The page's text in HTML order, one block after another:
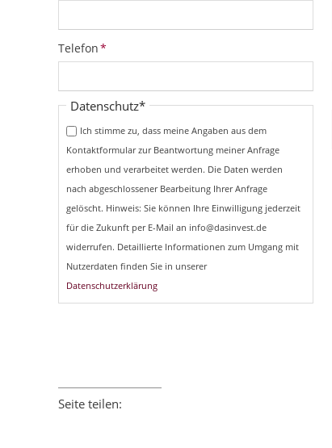
Pflichtfeld
Telefon*
Pflichtfeld
Datenschutz*
Ich stimme zu, dass meine Angaben aus dem
Kontaktformular zur Beantwortung meiner Anfrage
erhoben und verarbeitet werden. Die Daten werden
nach abgeschlossener Bearbeitung Ihrer Anfrage
gelöscht. Hinweis: Sie können Ihre Einwilligung jederzeit
für die Zukunft per E-Mail an info@dasinvest.de
widerrufen. Detaillierte Informationen zum Umgang mit
Nutzerdaten finden Sie in unserer
Datenschutzerklärung
Seite teilen: